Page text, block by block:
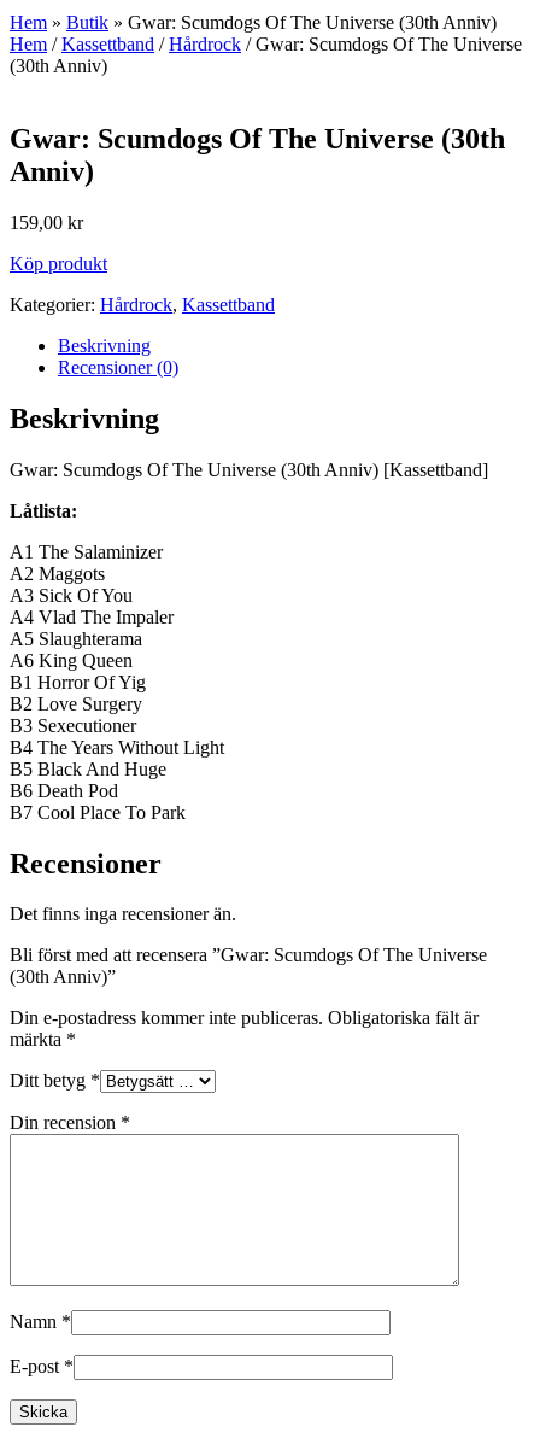
Hem » Butik » Gwar: Scumdogs Of The Universe (30th Anniv)
Hem /Kassettband /Hårdrock / Gwar: Scumdogs Of The Universe
(30th Anniv)
Gwar: Scumdogs Of The Universe (30th
Anniv)
159,00 kr
Köp produkt
Kategorier: Hårdrock, Kassettband
Beskrivning
Recensioner (0)
Beskrivning
Gwar: Scumdogs Of The Universe (30th Anniv) [Kassettband]
Låtlista:
A1 The Salaminizer
A2 Maggots
A3 Sick Of You
A4 Vlad The Impaler
A5 Slaughterama
A6 King Queen
B1 Horror Of Yig
B2 Love Surgery
B3 Sexecutioner
B4 The Years Without Light
B5 Black And Huge
B6 Death Pod
B7 Cool Place To Park
Recensioner
Det finns inga recensioner än.
Bli först med att recensera ”Gwar: Scumdogs Of The Universe
(30th Anniv)”
Din e-postadress kommer inte publiceras. Obligatoriska fält är
märkta *
Ditt betyg *
Din recension *
Namn *
E-post *